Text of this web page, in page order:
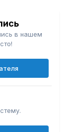
в нашем